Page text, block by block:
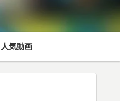
人気動画